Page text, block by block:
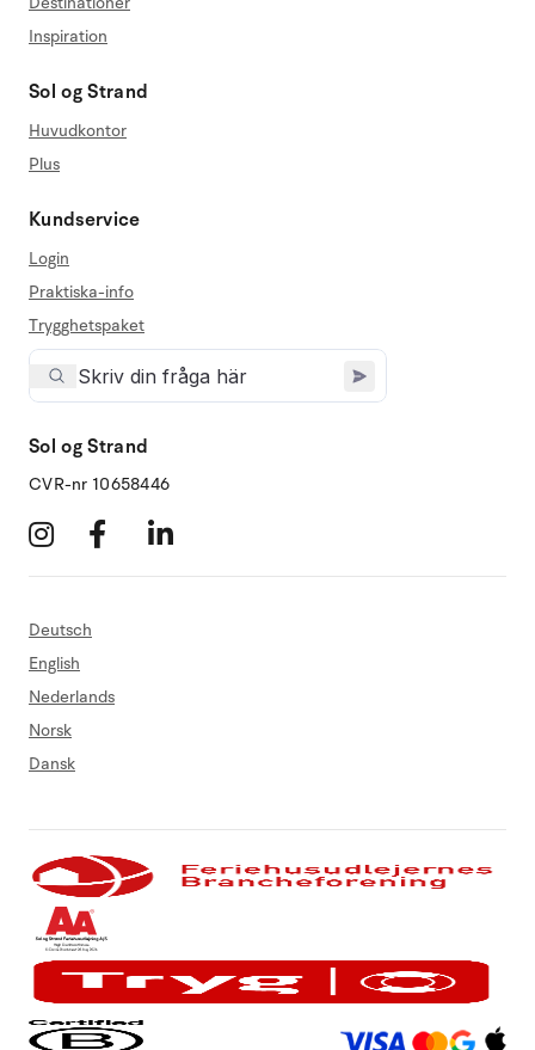
Inspiration
Sol og Strand
Huvudkontor
Plus
Kundservice
Login
Praktiska-info
Trygghetspaket
Sol og Strand
CVR-nr 10658446
Deutsch
English
Nederlands
Norsk
Dansk